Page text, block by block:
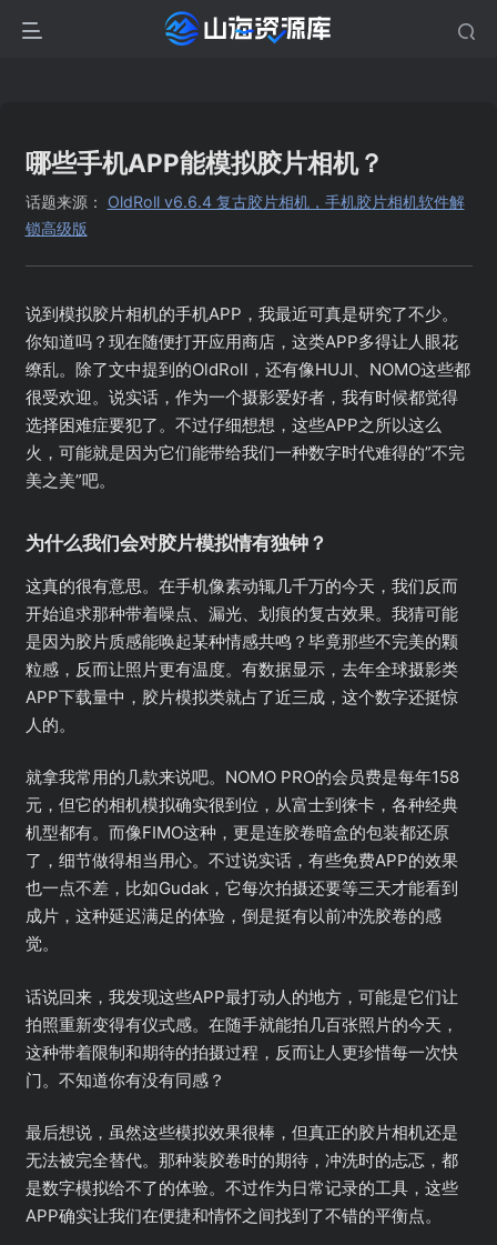
哪些手机APP能模拟胶片相机？
话题来源： OldRoll v6.6.4 复古胶片相机，手机胶片相机软件解
锁高级版
说到模拟胶片相机的手机APP，我最近可真是研究了不少。
你知道吗？现在随便打开应用商店，这类APP多得让人眼花
缭乱。除了文中提到的OldRoll，还有像HUJI、NOMO这些都
很受欢迎。说实话，作为一个摄影爱好者，我有时候都觉得
选择困难症要犯了。不过仔细想想，这些APP之所以这么
火，可能就是因为它们能带给我们一种数字时代难得的”不完
美之美”吧。
为什么我们会对胶片模拟情有独钟？
这真的很有意思。在手机像素动辄几千万的今天，我们反而
开始追求那种带着噪点、漏光、划痕的复古效果。我猜可能
是因为胶片质感能唤起某种情感共鸣？毕竟那些不完美的颗
粒感，反而让照片更有温度。有数据显示，去年全球摄影类
APP下载量中，胶片模拟类就占了近三成，这个数字还挺惊
人的。
就拿我常用的几款来说吧。NOMO PRO的会员费是每年158
元，但它的相机模拟确实很到位，从富士到徕卡，各种经典
机型都有。而像FIMO这种，更是连胶卷暗盒的包装都还原
了，细节做得相当用心。不过说实话，有些免费APP的效果
也一点不差，比如Gudak，它每次拍摄还要等三天才能看到
成片，这种延迟满足的体验，倒是挺有以前冲洗胶卷的感
觉。
话说回来，我发现这些APP最打动人的地方，可能是它们让
拍照重新变得有仪式感。在随手就能拍几百张照片的今天，
这种带着限制和期待的拍摄过程，反而让人更珍惜每一次快
门。不知道你有没有同感？
最后想说，虽然这些模拟效果很棒，但真正的胶片相机还是
无法被完全替代。那种装胶卷时的期待，冲洗时的忐忑，都
是数字模拟给不了的体验。不过作为日常记录的工具，这些
APP确实让我们在便捷和情怀之间找到了不错的平衡点。